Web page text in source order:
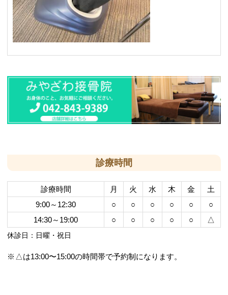
診療時間
診療時間 月 火 水 木 金
土
9:00～12:30
○ ○ ○ ○ ○
○
14:30～19:00
○ ○ ○ ○ ○ △
休診日：日曜・祝日
△は13:00〜15:00の時間帯で予約制になります。